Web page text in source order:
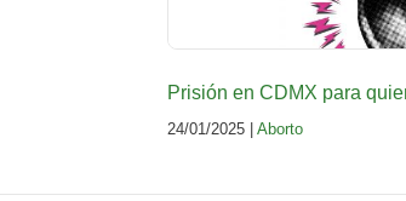
Prisión en CDMX para
24/01/2025 | Aborto